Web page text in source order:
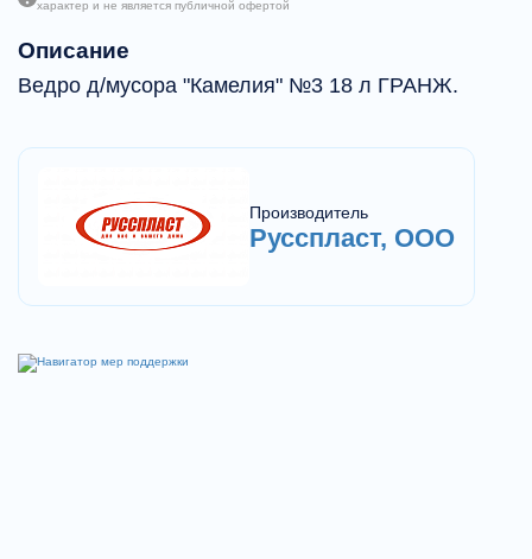
характер и не является публичной офертой
Описание
Ведро д/мусора "Камелия" №3 18 л ГРАНЖ.
Производитель
Русспласт, ООО